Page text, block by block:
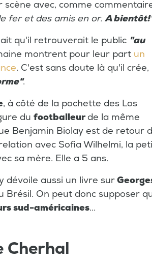
avec, comme
fer et des amis en or. A
qu'il retrouverait le public "au
montrent pour leur part un
. C'est sans doute là qu'il crée,
.
, à côté de la pochette des Los
du footballeurde la même
Benjamin Biolay est de retour
avec Sofia Wilhelmi, la
sa mère. Elle a 5 ans.
dévoile aussi un livre sur
Brésil. On peut donc supposer
sud-américaines...
Cherhal